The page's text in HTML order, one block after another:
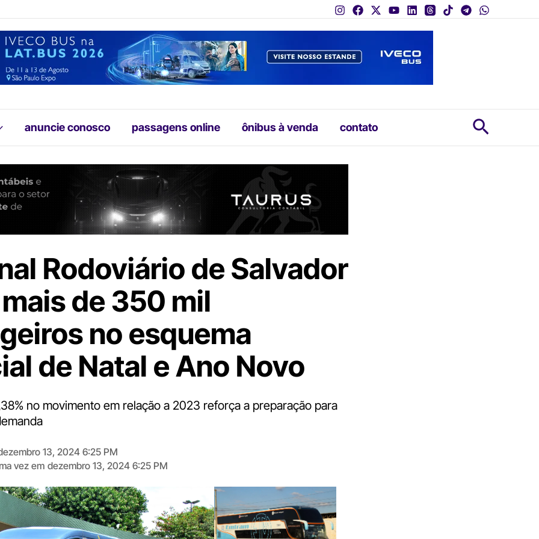
anuncie conosco passagens online ônibus à venda contato
Rodoviário de Salvador
de 350 mil
no esquema
de Natal e Ano Novo
no movimento em relação a 2023 reforça a preparação para
13, 2024 6:25 PM
vez em dezembro 13, 2024 6:25 PM
Digite
aqui
o
seu